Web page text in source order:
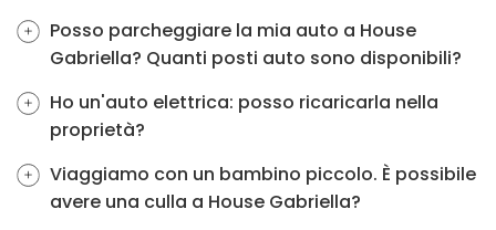
Posso parcheggiare la mia auto a House
Gabriella? Quanti posti auto sono disponibili?
Ho un'auto elettrica: posso ricaricarla nella
proprietà?
Viaggiamo con un bambino piccolo. È possibile
avere una culla a House Gabriella?